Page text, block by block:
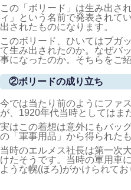
この「ボリード」は生み出さ
ィ」という名前で発表されて
出されたものになります。
このボリード、ひいてはブガ
て生み出されたのか。なぜバ
事になったのか。そちらをご
②ボリードの成り立ち
今では当たり前のようにファ
が、1920年代当時としてはま
実はこの着想は意外にもバッ
の「軍事用品」から得られた
当時のエルメス社長は第一次
けたそうです。当時の軍用車
ような幌(ほろ)がかけられてお